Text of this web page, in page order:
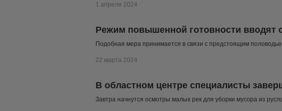
1 апреля 2024
Режим повышенной готовности вводят
Подобная мера принимается в связи с предстоящим
22 марта 2024
В областном центре специалисты
Завтра начнутся осмотры малых рек для уборки мусора из